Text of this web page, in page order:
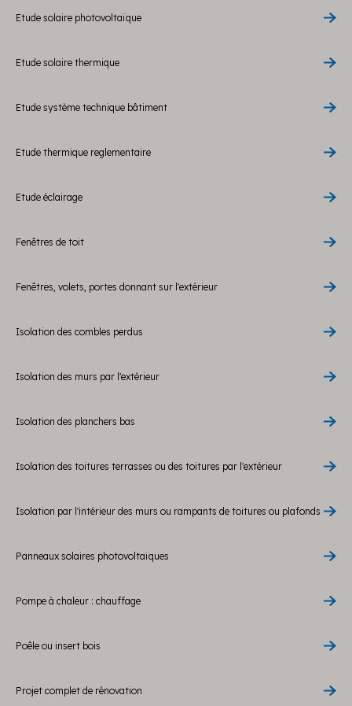
Etude solaire photovoltaïque
Etude solaire thermique
Etude système technique bâtiment
Etude thermique reglementaire
Etude éclairage
Fenêtres de toit
Fenêtres, volets, portes donnant sur l'extérieur
Isolation des combles perdus
Isolation des murs par l'extérieur
Isolation des planchers bas
Isolation des toitures terrasses ou des toitures par l'extérieur
Isolation par l'intérieur des murs ou rampants de toitures ou plafonds
Panneaux solaires photovoltaïques
Pompe à chaleur : chauffage
Poêle ou insert bois
Projet complet de rénovation